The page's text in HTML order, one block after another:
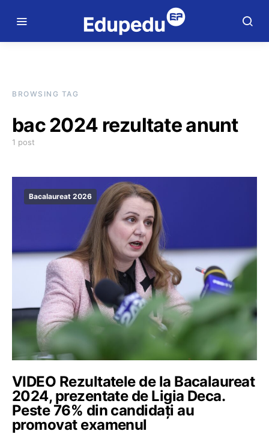
BROWSING TAG
bac 2024 rezultate anunt
1 post
Bacalaureat 2026
VIDEO Rezultatele de la Bacalaureat
2024, prezentate de Ligia Deca.
Peste 76% din candidați au
promovat examenul